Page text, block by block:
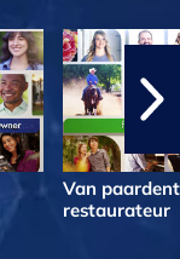
Van
restaurateur